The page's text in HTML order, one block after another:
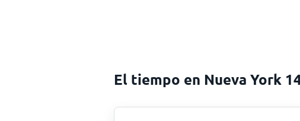
El tiempo en Nueva York